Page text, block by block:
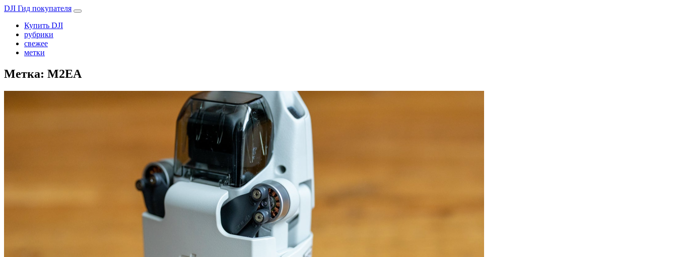
DJI Гид покупателя
Купить DJI
рубрики
свежее
метки
Метка: M2EA